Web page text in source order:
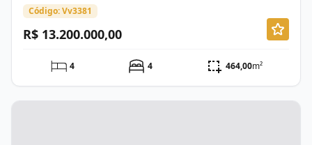
Código: Vv3381
R$ 13.200.000,00
4 4 464,00m²